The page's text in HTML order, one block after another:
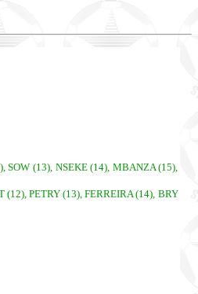
SOW (13), NSEKE (14), MBANZA (15),
(12), PETRY (13), FERREIRA (14), BRY